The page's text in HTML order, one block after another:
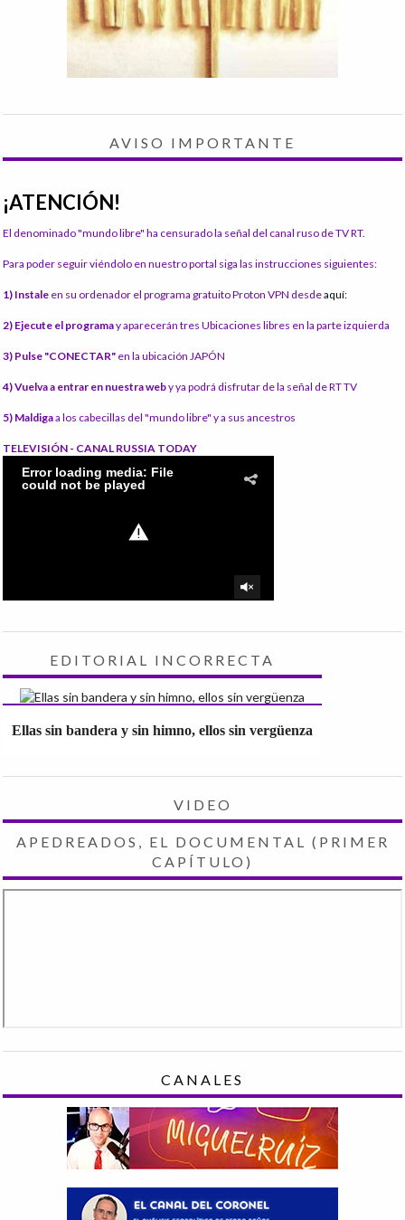
AVISO IMPORTANTE
¡ATENCIÓN!
El denominado "mundo libre" ha censurado la señal del canal ruso de TV RT.
Para poder seguir viéndolo en nuestro portal siga las instrucciones siguientes:
1) Instale en su ordenador el programa gratuito Proton VPN desdeaquí:
2) Ejecute el programay aparecerán tres Ubicaciones libres en la parte izquierda
3) Pulse "CONECTAR" en la ubicación JAPÓN
4) Vuelva a entrar en nuestra weby ya podrá disfrutar de la señal de RT TV
5) Maldigaa los cabecillas del "mundo libre" y a sus ancestros
TELEVISIÓN - CANAL RUSSIA TODAY
EDITORIAL INCORRECTA
Ellas sin bandera y sin himno, ellos sin vergüenza
VIDEO
APEDREADOS, EL DOCUMENTAL (PRIMER
CAPÍTULO)
CANALES